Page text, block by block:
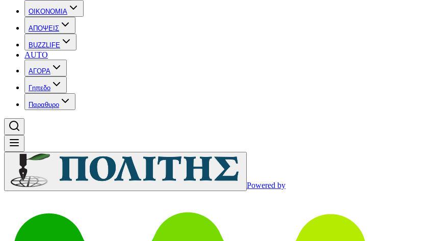
OIKONOMIA
ΑΠΟΨΕΙΣ
BUZZLIFE
AUTO
ΑΓΟΡΑ
Γηπεδο
Παραθυρο
Powered by